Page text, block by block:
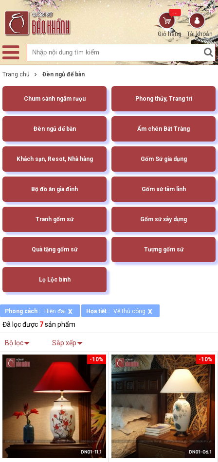
Tài khoản
Giỏ hàng
...
Trang chủ Đèn ngủ để bàn
Chum sành ngâm rượu Phong thủy, Trang trí
Đèn ngủ để bàn Ấm chén Bát Tràng
Khách sạn, Resot, Nhà hàng Gốm Sứ gia dụng
Bộ đồ ăn gia đình Gốm sứ tâm linh
Tranh gốm sứ Gốm sứ xây dựng
Quà tặng gốm sứ Tượng gốm sứ
Lọ Lộc bình
Phong cách : Hiện đại x Họa tiết : Vẽ thủ công x
Đã lọc được 7sản phẩm
Bộ lọc Sắp xếp
-10% -10%